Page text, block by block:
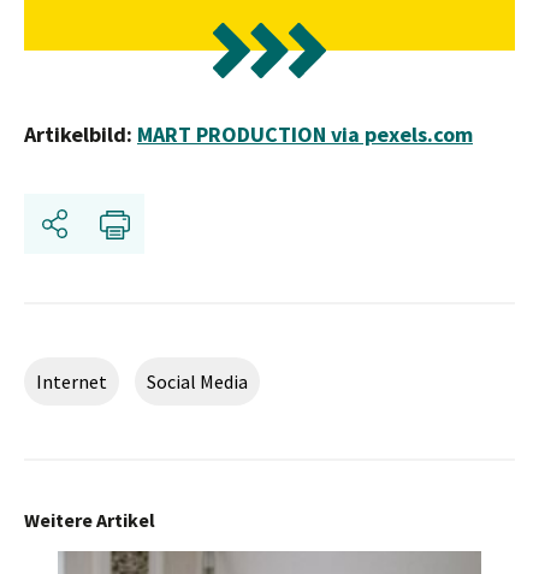
Artikelbild: MART PRODUCTION via pexels.com
Teilen
Internet Social Media
Weitere Artikel